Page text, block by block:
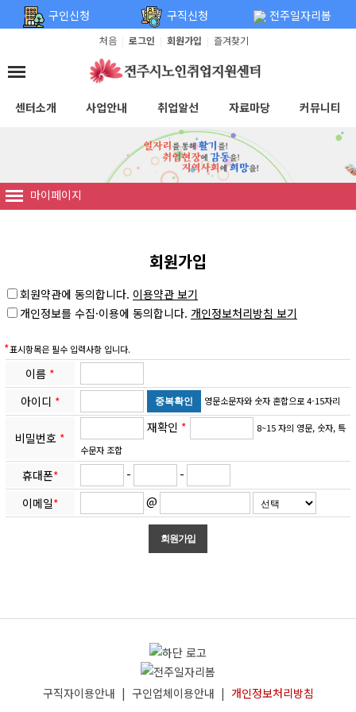
탑메뉴 바로가기
본문 바로가기구인신청 구직신청 전주일자리봄
처음 로그인 회원가입 즐겨찾기
센터소개 사업안내 취업알선 자료마당 커뮤니티
마이페이지
회원가입
회원약관에 동의합니다. 이용약관 보기
개인정보를 수집·이용에 동의합니다. 개인정보처리방침 보기
*표시항목은 필수 입력사항 입니다.
이름 *
아이디 * 영문소문자와 숫자 혼합으로 4-15자리
비밀번호 *
재확인 *
8~15 자의 영문, 숫자, 특
수문자 조합
휴대폰* -
-
이메일* @
구직자이용안내 | 구인업체이용안내 | 개인정보처리방침